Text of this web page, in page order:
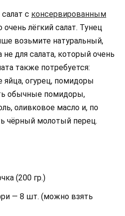
с консервированным
очень лёгкий салат. Тунец
возьмите натуральный,
для салата, который очень
также потребуется:
яйца, огурец, помидоры
обычные помидоры,
оливковое масло и, по
чёрный молотый перец.
(200 гр.)
— 8 шт. (можно взять